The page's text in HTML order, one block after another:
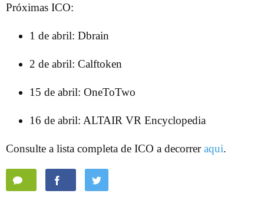
Próximas ICO:
1 de abril: Dbrain
2 de abril: Calftoken
15 de abril: OneToTwo
16 de abril: ALTAIR VR Encyclopedia
Consulte a lista completa de ICO a decorreraqui.